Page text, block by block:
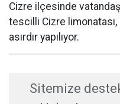
Cizre ilçesinde
tescilli Cizre limonatası,
asırdır yapılıyor.
Sitemize